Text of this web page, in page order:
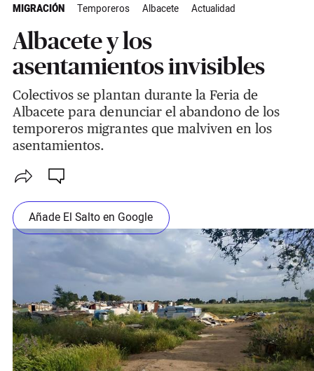
MIGRACIÓN Temporeros Albacete Actualidad
Albacete y los
asentamientos invisibles
Colectivos se plantan durante la Feria de
Albacete para denunciar el abandono de los
temporeros migrantes que malviven en los
asentamientos.
Añade El Salto en Google